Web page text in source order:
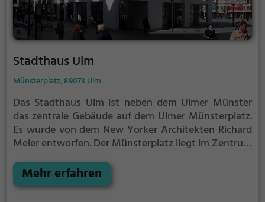
Stadthaus Ulm
Münsterplatz, 89073 Ulm
Das Stadthaus Ulm ist neben dem Ulmer Münster
das zentrale Gebäude auf dem Ulmer Münsterplatz.
Es wurde von dem New Yorker Architekten Richard
Meier entworfen.Der Münsterplatz liegt im Zentrum
Geschäftshäusern gesäumt, die überwiegend nach
dem Zweiten Weltkrieg entstanden sind. Der Platz
Mehr erfahren